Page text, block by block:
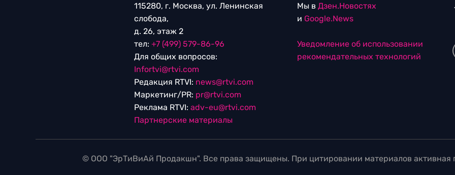
115280, г. Москва, ул. Ленинская
слобода,
д. 26, этаж 2
тел: +7 (499) 579-86-96
Для общих вопросов:
Infortvi@rtvi.com
Редакция RTVI: news@rtvi.com
Маркетинг/PR: pr@rtvi.com
Реклама RTVI: adv-eu@rtvi.com
Партнерские материалы
Мы в Дзен.Новостях
и Google.News
Уведомление об использовании
рекомендательных технологий
© ООО "ЭрТиВиАй Продакшн". Все права защищены. При цитировании материалов активная